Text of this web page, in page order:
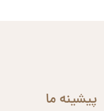
پیشینه ما